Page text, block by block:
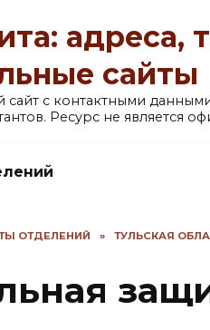
адреса,
сайты
с контактными
Ресурс не является
ОТДЕЛЕНИЙ » ТУЛЬСКАЯ